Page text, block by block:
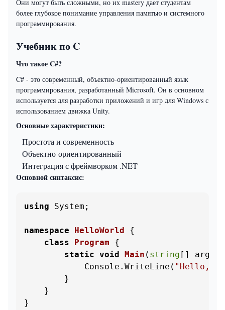
Они могут быть сложными, но их mastery дает студентам
более глубокое понимание управления памятью и системного
программирования.
Учебник по C
Что такое C#?
C# - это современный, объектно-ориентированный язык
программирования, разработанный Microsoft. Он в основном
используется для разработки приложений и игр для Windows с
использованием движка Unity.
Основные характеристики:
Простота и современность
Объектно-ориентированный
Интеграция с фреймворком .NET
Основной синтаксис:
using System;
namespace HelloWorld {
class
Program {
static void Main ( string [] args
            Console.WriteLine(
"Hello,
        }
    }
}